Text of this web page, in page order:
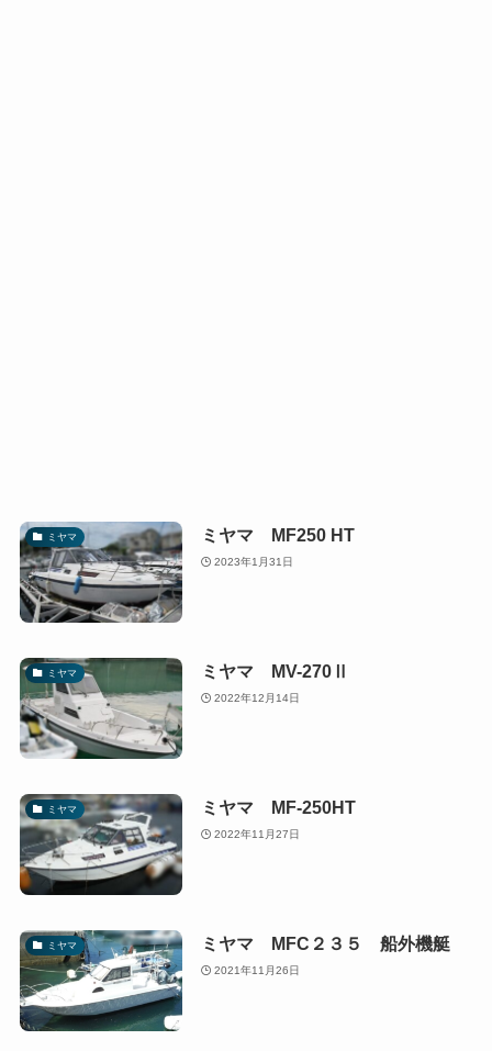
ミヤマ ミヤマ MF250 HT
2023年1月31日
ミヤマ ミヤマ MV-270Ⅱ
2022年12月14日
ミヤマ ミヤマ MF-250HT
2022年11月27日
ミヤマ ミヤマ MFC２３５ 船外機艇
2021年11月26日